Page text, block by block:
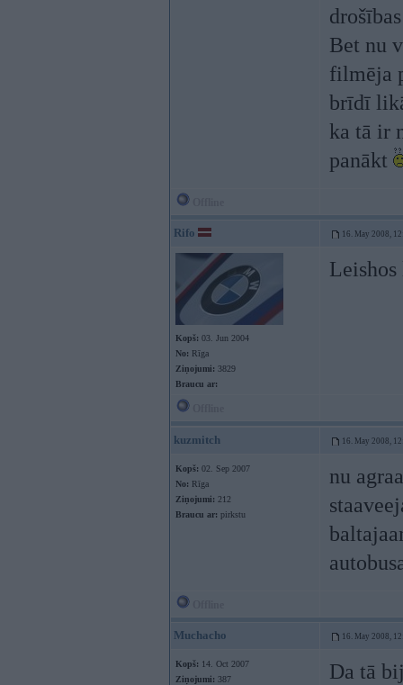
Bet nu
filmēja
brīdī
ka tā ir
panākt
Rifo 16. May 2008,
Kopš: 03. Jun 2004
No: Rīga
Ziņojumi: 3829
Braucu ar:
kuzmitch 16. May 2008,
Kopš: 02. Sep 2007
No: Rīga
Ziņojumi: 212
Braucu ar: pirkstu
nu
Muchacho 16. May 2008,
Kopš: 14. Oct 2007
Ziņojumi: 387
Da tā